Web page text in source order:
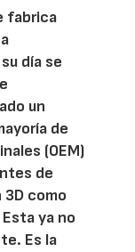
fabrica
día se
un
de
(OEM)
de
como
ya no
Es la